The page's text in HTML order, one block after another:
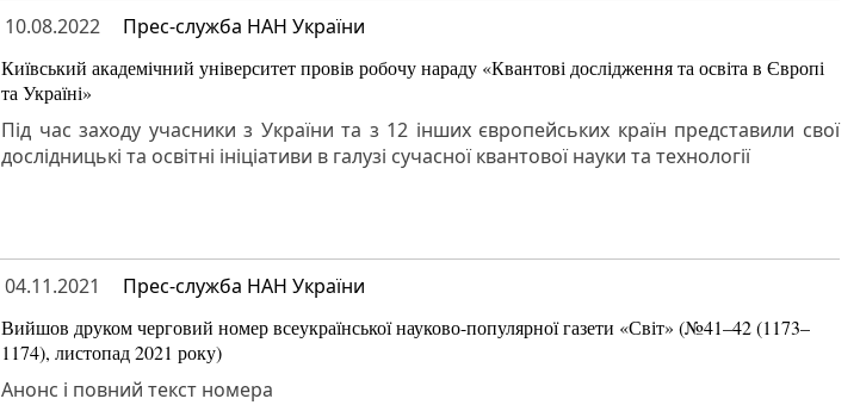
10.08.2022 Прес-служба НАН України
Київський академічний університет провів робочу нараду «Квантові дослідження та освіта в Європі
та Україні»
Під час заходу учасники з України та з 12 інших європейських країн представили свої
дослідницькі та освітні ініціативи в галузі сучасної квантової науки та технології
04.11.2021 Прес-служба НАН України
Вийшов друком черговий номер всеукраїнської науково-популярної газети «Світ» (№41–42 (1173–
1174), листопад 2021 року)
Анонс і повний текст номера